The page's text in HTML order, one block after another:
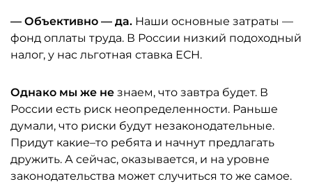
— Объективно — да. Наши основные затраты —
фонд оплаты труда. В России низкий подоходный
налог, у нас льготная ставка ЕСН.
Однако мы же не знаем, что завтра будет. В
России есть риск неопределенности. Раньше
думали, что риски будут незаконодательные.
Придут какие–то ребята и начнут предлагать
дружить. А сейчас, оказывается, и на уровне
законодательства может случиться то же самое.